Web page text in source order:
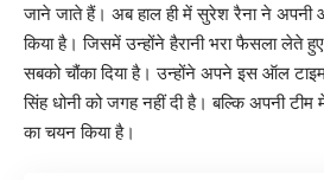
जाने जाते हैं। अब हाल ही में सुरेश रैना ने अपनी
किया है। जिसमें उन्होंने हैरानी भरा फैसला लेते
सबको चौंका दिया है। उन्होंने अपने इस ऑल
सिंह धोनी को जगह नहीं दी है। बल्कि अपनी टीम
का चयन किया है।